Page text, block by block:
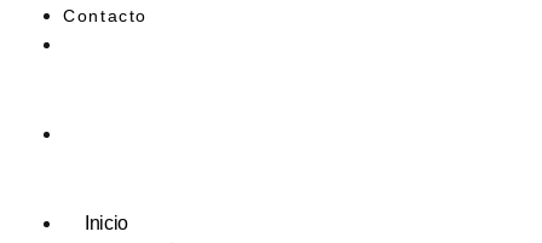
Contacto
Inicio